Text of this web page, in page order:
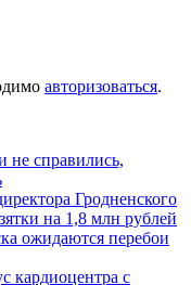
авторизоваться.
не справились,
Гродненского
на 1,8 млн рублей
ожидаются перебои
кардиоцентра с